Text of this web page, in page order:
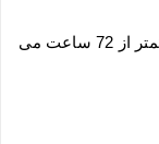
مدت زمان تحویل کالاها در شهر تهران و کرج کمتر از 72 ساعت می